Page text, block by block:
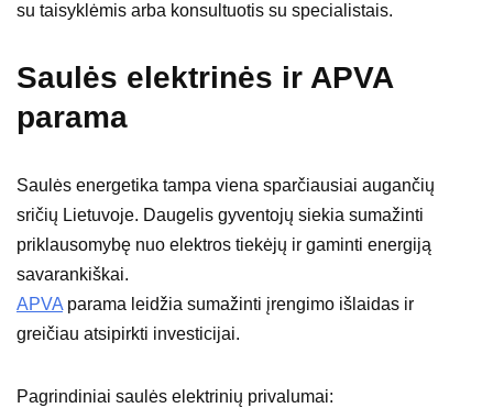
su taisyklėmis arba konsultuotis su specialistais.
Saulės elektrinės ir APVA
parama
Saulės energetika tampa viena sparčiausiai augančių
sričių Lietuvoje. Daugelis gyventojų siekia sumažinti
priklausomybę nuo elektros tiekėjų ir gaminti energiją
savarankiškai.
APVA parama leidžia sumažinti įrengimo išlaidas ir
greičiau atsipirkti investicijai.
Pagrindiniai saulės elektrinių privalumai: